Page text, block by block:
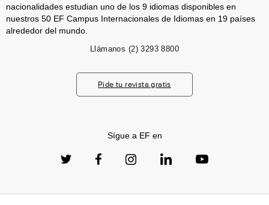
nacionalidades estudian uno de los 9 idiomas disponibles en
nuestros 50 EF Campus Internacionales de Idiomas en 19 países
alrededor del mundo.
Llámanos (2) 3293 8800
Pide tu revista gratis
Sígue a EF en